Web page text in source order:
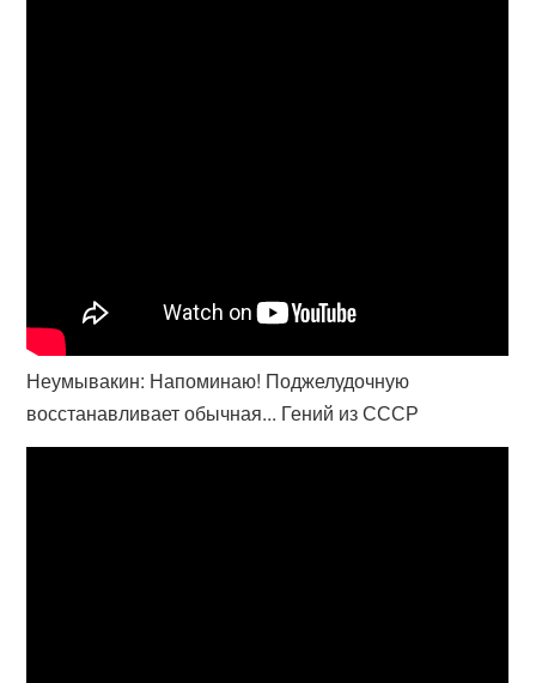
Неумывакин: Напоминаю! Поджелудочную
восстанавливает обычная... Гений из СССР